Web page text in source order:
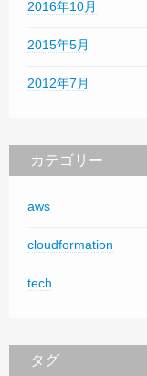
2016年10月
2015年5月
2012年7月
カテゴリー
aws
cloudformation
tech
タグ